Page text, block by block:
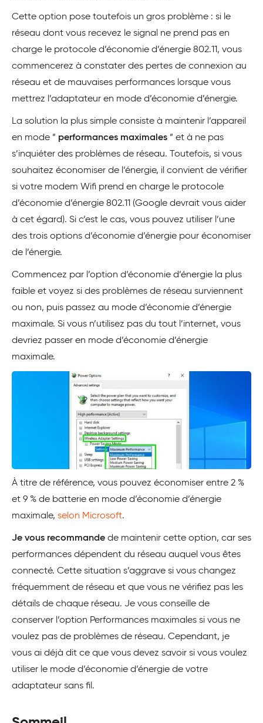
Cette option pose toutefois un gros problème : si le
réseau dont vous recevez le signal ne prend pas en
charge le protocole d’économie d’énergie 802.11, vous
commencerez à constater des pertes de connexion au
réseau et de mauvaises performances lorsque vous
mettrez l’adaptateur en mode d’économie d’énergie.
La solution la plus simple consiste à maintenir l’appareil
en mode ” performances maximales ” et à ne pas
s’inquiéter des problèmes de réseau. Toutefois, si vous
souhaitez économiser de l’énergie, il convient de vérifier
si votre modem Wifi prend en charge le protocole
d’économie d’énergie 802.11 (Google devrait vous aider
à cet égard). Si c’est le cas, vous pouvez utiliser l’une
des trois options d’économie d’énergie pour économiser
de l’énergie.
Commencez par l’option d’économie d’énergie la plus
faible et voyez si des problèmes de réseau surviennent
ou non, puis passez au mode d’économie d’énergie
maximale. Si vous n’utilisez pas du tout l’internet, vous
devriez passer en mode d’économie d’énergie
maximale.
À titre de référence, vous pouvez économiser entre 2 %
et 9 % de batterie en mode d’économie d’énergie
maximale, selon Microsoft.
Je vous recommande de maintenir cette option, car ses
performances dépendent du réseau auquel vous êtes
connecté. Cette situation s’aggrave si vous changez
fréquemment de réseau et que vous ne vérifiez pas les
détails de chaque réseau. Je vous conseille de
conserver l’option Performances maximales si vous ne
voulez pas de problèmes de réseau. Cependant, je
vous ai déjà dit ce que vous devez savoir si vous voulez
utiliser le mode d’économie d’énergie de votre
adaptateur sans fil.